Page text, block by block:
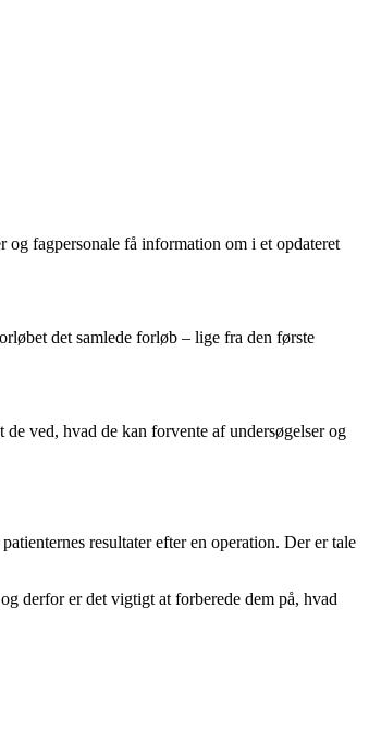
fagpersonale få information om i et opdateret
det samlede forløb – lige fra den første
ved, hvad de kan forvente af undersøgelser og
resultater efter en operation. Der er tale
derfor er det vigtigt at forberede dem på, hvad